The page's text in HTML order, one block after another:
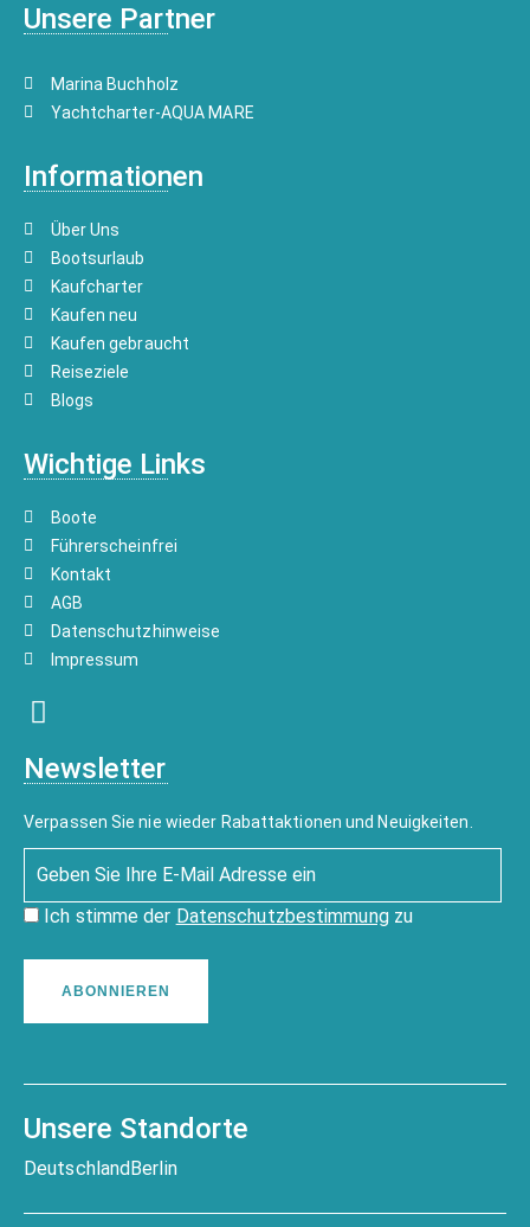
Unsere Partner
Marina Buchholz
Yachtcharter-AQUA MARE
Informationen
Über Uns
Bootsurlaub
Kaufcharter
Kaufen neu
Kaufen gebraucht
Reiseziele
Blogs
Wichtige Links
Boote
Führerscheinfrei
Kontakt
AGB
Datenschutzhinweise
Impressum
Newsletter
Verpassen Sie nie wieder Rabattaktionen und Neuigkeiten.
Ich stimme der Datenschutzbestimmungzu
ABONNIEREN
Unsere Standorte
DeutschlandBerlin